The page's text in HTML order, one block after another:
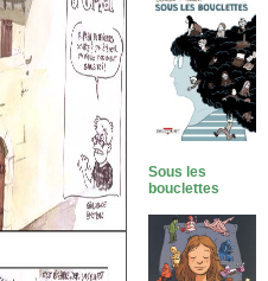
Sous les
bouclettes